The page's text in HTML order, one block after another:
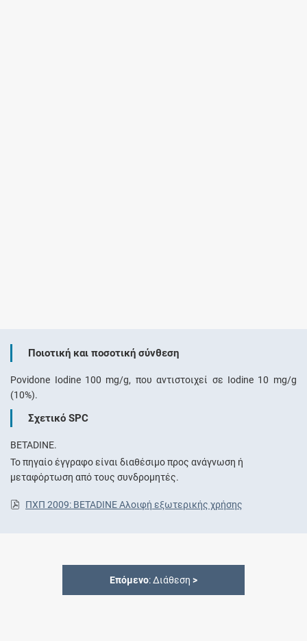
Ποιοτική και ποσοτική σύνθεση
Povidone Iodine 100 mg/g, που αντιστοιχεί σε Iodine 10 mg/g
(10%).
Σχετικό SPC
BETADINE.
Το πηγαίο έγγραφο είναι διαθέσιμο προς ανάγνωση ή
μεταφόρτωση από τους συνδρομητές.
ΠΧΠ 2009: BETADINE Αλοιφή εξωτερικής χρήσης
Επόμενο: Διάθεση >